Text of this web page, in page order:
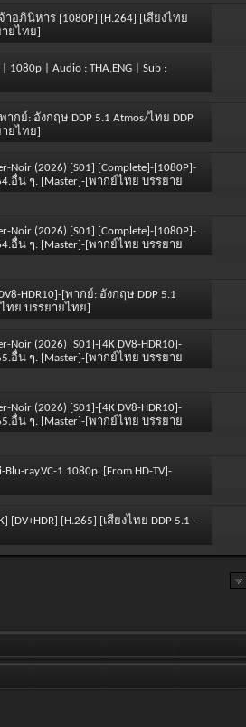
จ้าอภินิหาร [1080P] [H.264] [เสียงไทย
ายไทย]
| 1080p | Audio : THA,ENG | Sub :
ากย์: อังกฤษ DDP 5.1 Atmos/ไทย DDP
ายไทย]
(2026) [S01] [Complete]-[1080P]-
อื่น ๆ. [Master]-[พากย์ไทย บรรยาย
(2026) [S01] [Complete]-[1080P]-
อื่น ๆ. [Master]-[พากย์ไทย บรรยาย
HDR10]-[พากย์: อังกฤษ DDP 5.1
ไทย บรรยายไทย]
(2026) [S01]-[4K DV8-HDR10]-
อื่น ๆ. [Master]-[พากย์ไทย บรรยาย
(2026) [S01]-[4K DV8-HDR10]-
อื่น ๆ. [Master]-[พากย์ไทย บรรยาย
Blu-ray.VC-1.1080p. [From HD-TV]-
[H.265] [เสียงไทย DDP 5.1 -